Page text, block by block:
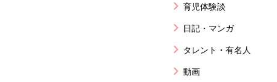
育児体験談
日記・マンガ
タレント・有名人
動画